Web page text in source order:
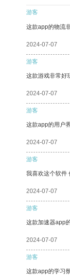
游客
这款app的物流
2024-07-07
游客
这款游戏非常好
2024-07-07
游客
这款app的用户
2024-07-07
游客
我喜欢这个软件
2024-07-07
游客
这款加速器app
2024-07-07
游客
这款app的学习